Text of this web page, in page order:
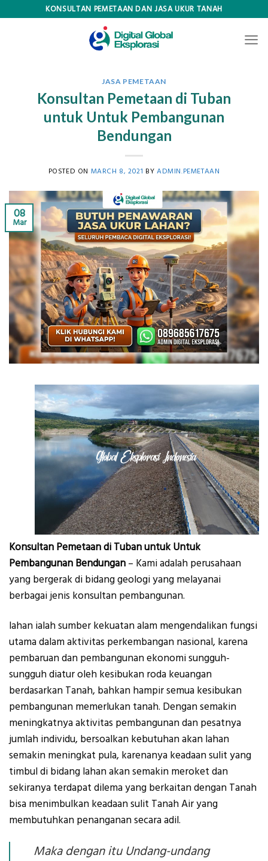
KONSULTAN PEMETAAN DAN JASA UKUR TANAH
JASA PEMETAAN
Konsultan Pemetaan di Tuban
untuk Untuk Pembangunan
Bendungan
POSTED ON MARCH 8, 2021 BY ADMIN.PEMETAAN
08
Mar
Konsultan Pemetaan di Tuban untuk Untuk
Pembangunan Bendungan – Kami adalah perusahaan
yang bergerak di bidang geologi yang melayanai
berbagai jenis konsultan pembangunan.
lahan ialah sumber kekuatan alam mengendalikan fungsi
utama dalam aktivitas perkembangan nasional, karena
pembaruan dan pembangunan ekonomi sungguh-
sungguh diatur oleh kesibukan roda keuangan
berdasarkan Tanah, bahkan hampir semua kesibukan
pembangunan memerlukan tanah. Dengan semakin
meningkatnya aktivitas pembangunan dan pesatnya
jumlah individu, bersoalkan kebutuhan akan lahan
semakin meningkat pula, karenanya keadaan sulit yang
timbul di bidang lahan akan semakin meroket dan
sekiranya terdapat dilema yang berkaitan dengan Tanah
bisa menimbulkan keadaan sulit Tanah Air yang
membutuhkan penanganan secara adil.
Maka dengan itu Undang-undang